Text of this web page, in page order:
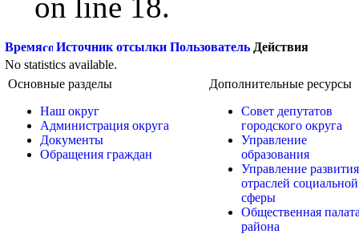
Время Источник отсылки Пользователь Действия
No statistics available.
Основные разделы
Наш округ
Администрация округа
Документы
Обращения граждан
Дополнительные ресурсы
Совет депутатов
городского округа
Управление
образования
Управление развития
отраслей социальной
сферы
Общественная
района